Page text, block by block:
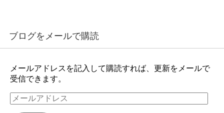
ブログをメールで購読
メールアドレスを記入して購読すれば、更新をメールで
受信できます。
メ
ー